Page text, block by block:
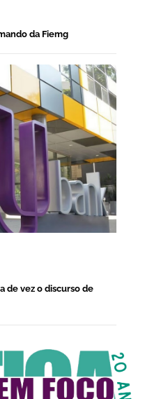
da Fiemg
de vez o discurso de